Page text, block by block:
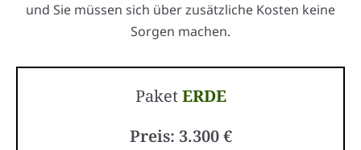
und Sie müssen sich über zusätzliche Kosten keine
Sorgen machen.
PaketERDE
Preis: 3.300 €